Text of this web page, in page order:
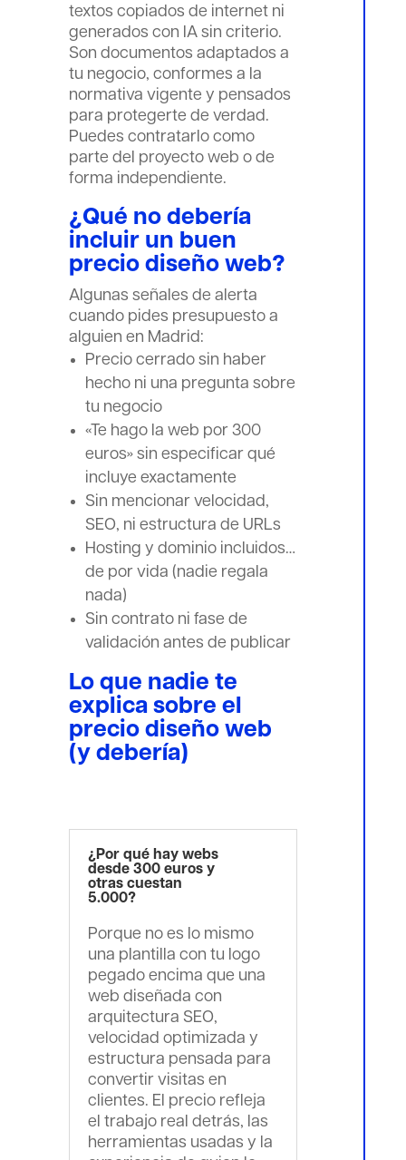
textos copiados de internet ni
generados con IA sin criterio.
Son documentos adaptados a
tu negocio, conformes a la
normativa vigente y pensados
para protegerte de verdad.
Puedes contratarlo como
parte del proyecto web o de
forma independiente.
¿Qué no debería
incluir un buen
precio diseño web?
Algunas señales de alerta
cuando pides presupuesto a
alguien en Madrid:
Precio cerrado sin haber
hecho ni una pregunta sobre
tu negocio
«Te hago la web por 300
euros» sin especificar qué
incluye exactamente
Sin mencionar velocidad,
SEO, ni estructura de URLs
Hosting y dominio incluidos…
de por vida (nadie regala
nada)
Sin contrato ni fase de
validación antes de publicar
Lo que nadie te
explica sobre el
precio diseño web
(y debería)
¿Por qué hay webs
desde 300 euros y
otras cuestan
5.000?
Porque no es lo mismo
una plantilla con tu logo
pegado encima que una
web diseñada con
arquitectura SEO,
velocidad optimizada y
estructura pensada para
convertir visitas en
clientes. El precio refleja
el trabajo real detrás, las
herramientas usadas y la